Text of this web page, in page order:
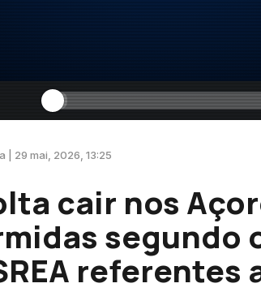
| 29 mai, 2026, 13:25
cair nos
segundo
referentes